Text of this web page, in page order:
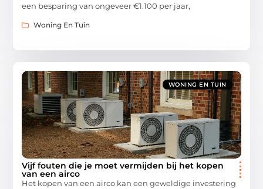
een besparing van ongeveer €1.100 per jaar,
Woning En Tuin
WONING EN TUIN
Vijf fouten die je moet vermijden bij het kopen
van een airco
Het kopen van een airco kan een geweldige investering